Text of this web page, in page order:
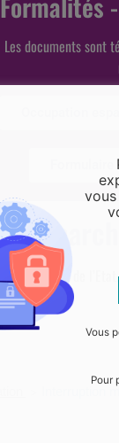
Les documents sont
de
Interruption
Vous
Pour